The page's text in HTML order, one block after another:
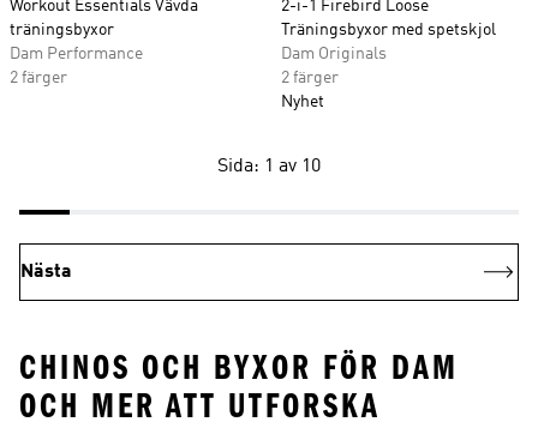
Workout Essentials Vävda
träningsbyxor
Dam Performance
2 färger
2-i-1 Firebird Loose
Träningsbyxor med spetskjol
Dam Originals
2 färger
Nyhet
Sida: 1 av 10
Nästa
CHINOS OCH BYXOR FÖR DAM
OCH MER ATT UTFORSKA